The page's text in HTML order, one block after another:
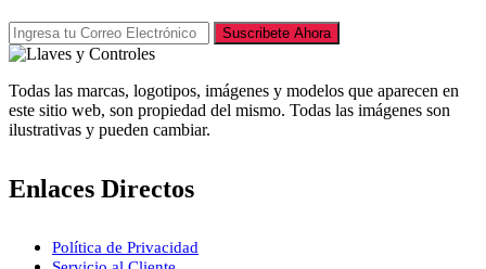
Suscribete Ahora
Todas las marcas, logotipos, imágenes y modelos que aparecen en
este sitio web, son propiedad del mismo. Todas las imágenes son
ilustrativas y pueden cambiar.
Enlaces Directos
Política de Privacidad